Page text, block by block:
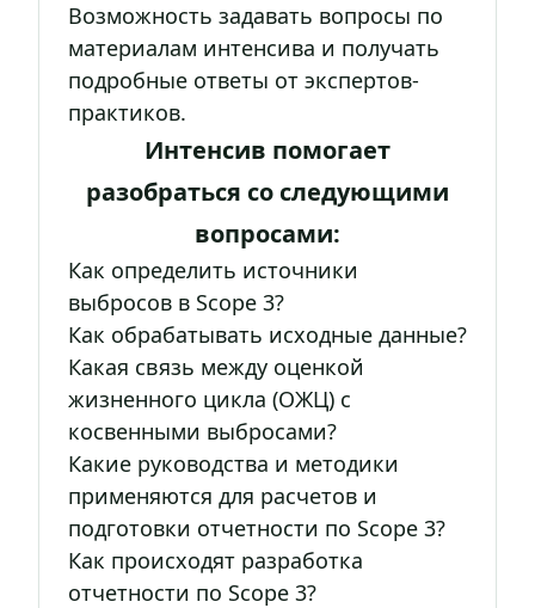
Возможность задавать вопросы по
материалам интенсива и получать
подробные ответы от экспертов-
практиков.
Интенсив помогает
разобраться со следующими
вопросами:
Как определить источники
выбросов в Scope 3?
Как обрабатывать исходные данные?
Какая связь между оценкой
жизненного цикла (ОЖЦ) с
косвенными выбросами?
Какие руководства и методики
применяются для расчетов и
подготовки отчетности по Scope 3?
Как происходят разработка
отчетности по Scope 3?